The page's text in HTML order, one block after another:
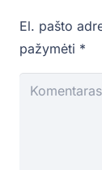
El. pašto
pažymėti *